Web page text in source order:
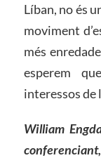
Líban, no és
moviment
més
esperem
interessos de
William